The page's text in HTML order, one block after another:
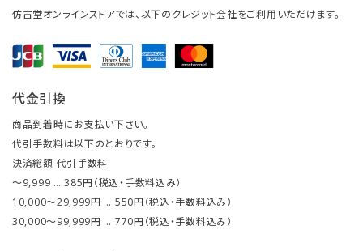
仿古堂オンラインストアでは、以下のクレジット会社をご利用いただけます。
代金引換
商品到着時にお支払い下さい。
代引手数料は以下のとおりです。
決済総額 代引手数料
～9,999 … 385円（税込・手数料込み）
10,000～29,999円 … 550円（税込・手数料込み）
30,000～99,999円 … 770円（税込・手数料込み）